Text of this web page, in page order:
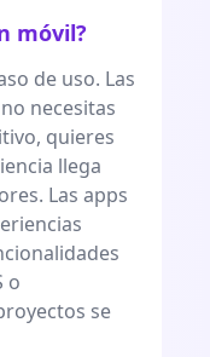
móvil?
de uso. Las
necesitas
quieres
llega
Las apps
o
se